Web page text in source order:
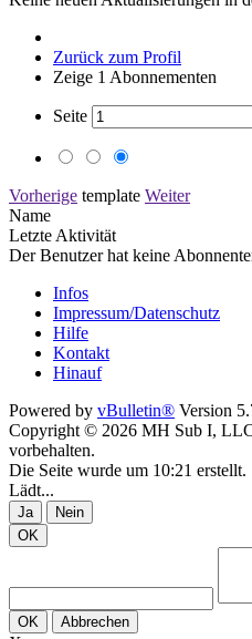
Zurück zum Profil
Zeige 1 Abonnementen
Seite
Vorherige template Weiter
Name
Letzte Aktivität
Der Benutzer hat keine
Infos
Impressum/Datenschutz
Hilfe
Kontakt
Hinauf
Powered by vBulletin® Version
Copyright © 2026 MH Sub I,
vorbehalten.
Die Seite wurde um 10:21 erstellt.
Lädt...
Ja
Nein
OK
OK Abbrechen